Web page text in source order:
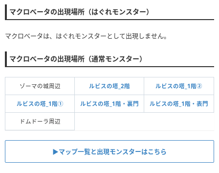
マクロべータの出現場所（はぐれモンスター）
マクロべータは、はぐれモンスターとして出現しません。
マクロべータの出現場所（通常モンスター）
ゾーマの城周辺 ルビスの塔_2階 ルビスの塔_1階②
ルビスの塔_1階① ルビスの塔_1階・裏門 ルビスの塔_1階・表門
ドムドーラ周辺
▶︎マップ一覧と出現モンスターはこちら